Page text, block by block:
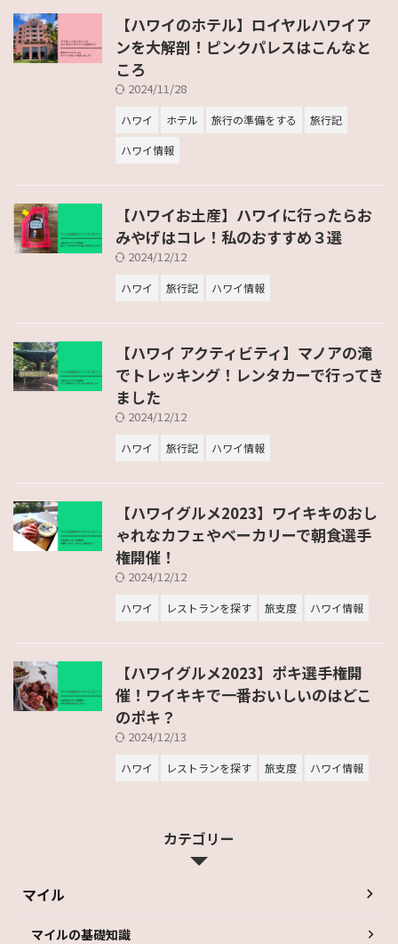
【ハワイのホテル】ロイヤルハワイア
ンを大解剖！ピンクパレスはこんなと
ころ
2024/11/28
ハワイ ホテル 旅行の準備をする
旅行記
ハワイ情報
【ハワイお土産】ハワイに行ったらお
みやげはコレ！私のおすすめ３選
2024/12/12
ハワイ 旅行記 ハワイ情報
【ハワイ アクティビティ】マノアの滝
でトレッキング！レンタカーで行ってき
ました
2024/12/12
ハワイ 旅行記 ハワイ情報
【ハワイグルメ2023】ワイキキのおし
ゃれなカフェやベーカリーで朝食選手
権開催！
2024/12/12
ハワイ レストランを探す 旅支度 ハワイ情報
【ハワイグルメ2023】ポキ選手権開
催！ワイキキで一番おいしいのはどこ
のポキ？
2024/12/13
ハワイ レストランを探す 旅支度 ハワイ情報
カテゴリー
マイル
マイルの基礎知識